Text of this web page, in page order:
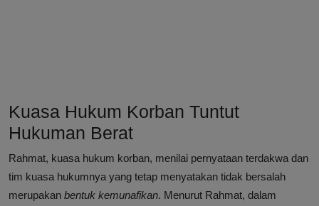
Kuasa Hukum Korban Tuntut
Hukuman Berat
Rahmat, kuasa hukum korban, menilai pernyataan terdakwa dan
tim kuasa hukumnya yang tetap menyatakan tidak bersalah
merupakan bentuk kemunafikan. Menurut Rahmat, dalam